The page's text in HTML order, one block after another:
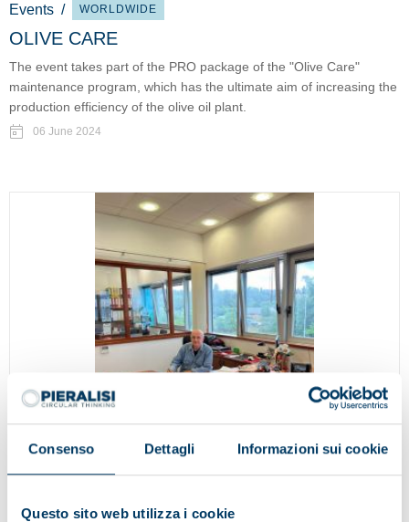
Consenso Dettagli Informazioni sui cookie
Questo sito web utilizza i cookie
Events / WORLDWIDE
OLIVE CARE
The event takes part of the PRO package of the "Olive Care"
maintenance program, which has the ultimate aim of increasing the
production efficiency of the olive oil plant.
06 June 2024
News / WORLDWIDE